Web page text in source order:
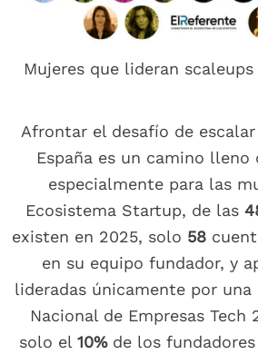
Mujeres que lideran
Afrontar el desafío de
España es un camino lleno
especialmente para las
Ecosistema Startup, de las
existen en 2025, solo 58
en su equipo fundador, y
lideradas únicamente por una
Nacional de Empresas Tech
solo el 10%de los fundadores